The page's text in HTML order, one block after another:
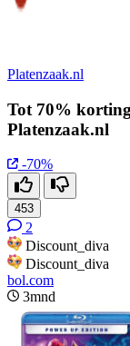
Platenzaak.nl
Tot 70%
Platenzaak.nl
-70%
453
2
Discount_diva
Discount_diva
bol.com
3mnd